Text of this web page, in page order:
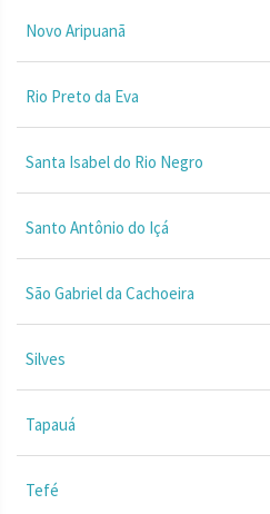
Novo Aripuanã
Rio Preto da Eva
Santa Isabel do Rio Negro
Santo Antônio do Içá
São Gabriel da Cachoeira
Silves
Tapauá
Tefé